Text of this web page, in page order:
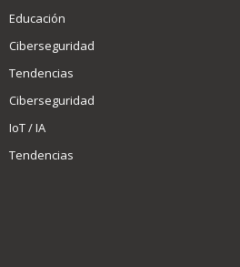
Educación
Ciberseguridad
Tendencias
Ciberseguridad
IoT / IA
Tendencias